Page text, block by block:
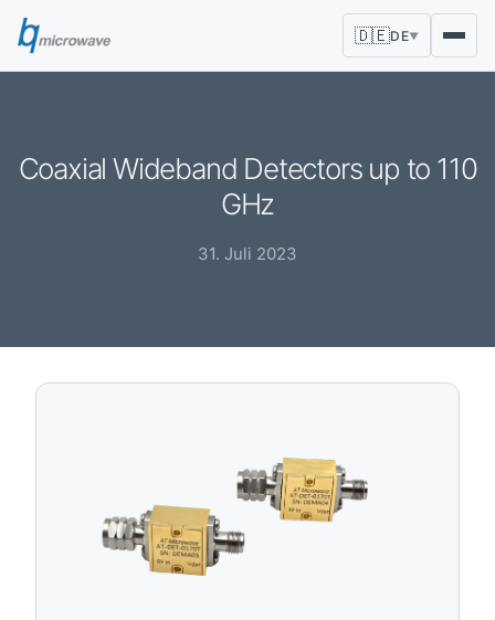
🇩🇪DE▼
Coaxial Wideband Detectors up to 110
GHz
31. Juli 2023